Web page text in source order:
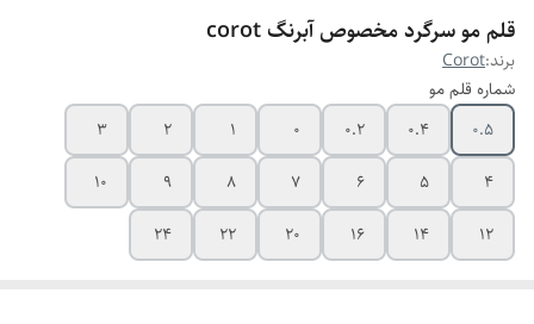
قلم مو سرگرد مخصوص آبرنگ corot
برند:Corot
شماره قلم مو
0.5
0.4
0.2
0
1
2
3
4
5
6
7
8
9
10
12
14
16
20
22
24